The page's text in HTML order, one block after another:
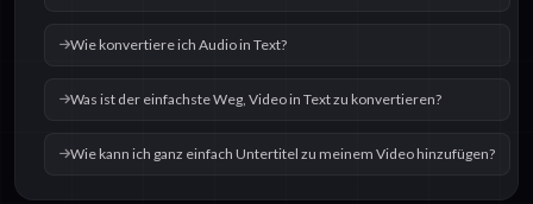
Wie konvertiere ich Audio in Text?
Was ist der einfachste Weg, Video in Text zu konvertieren?
Wie kann ich ganz einfach Untertitel zu meinem Video hinzufügen?